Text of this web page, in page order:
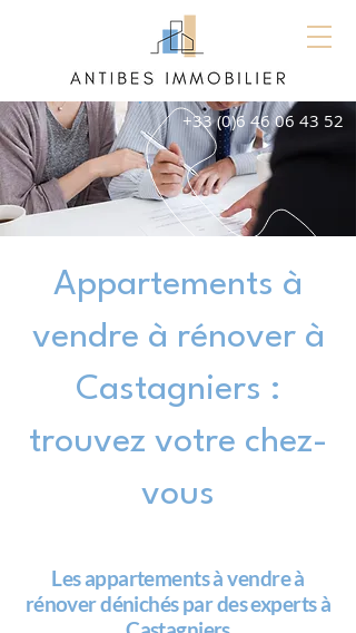
+33 (0)6 46 06 43 52
Appartements à
vendre à rénover à
Castagniers :
trouvez votre chez-
vous
Les appartements à vendre à
rénover dénichés par des experts à